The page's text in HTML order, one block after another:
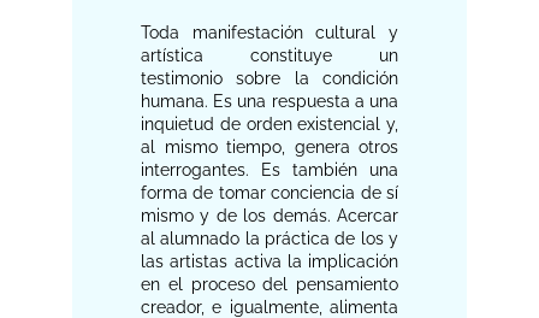
Toda manifestación cultural y
artística constituye un
testimonio sobre la condición
humana. Es una respuesta a una
inquietud de orden existencial y,
al mismo tiempo, genera otros
interrogantes. Es también una
forma de tomar conciencia de sí
mismo y de los demás. Acercar
al alumnado la práctica de los y
las artistas activa la implicación
en el proceso del pensamiento
creador, e igualmente, alimenta